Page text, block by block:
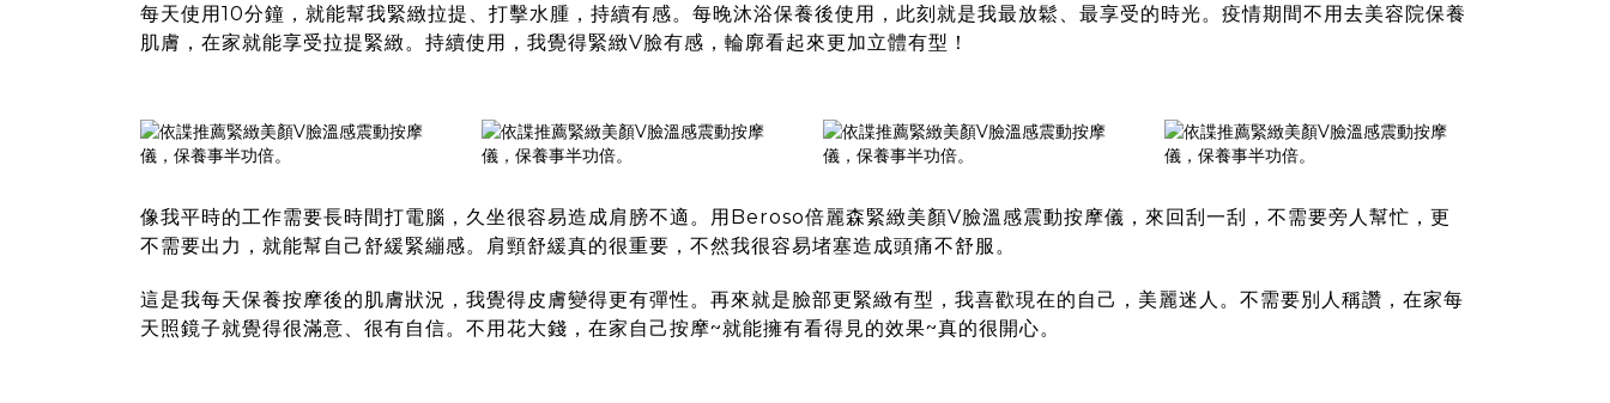
每天使用10分鐘，就能幫我緊緻拉提、打擊水腫，持續有感。每晚沐浴保養後使用，此刻就是我最放鬆、最享受的時光。疫情期間不用去美容院保養
肌膚，在家就能享受拉提緊緻。持續使用，我覺得緊緻V臉有感，輪廓看起來更加立體有型！
像我平時的工作需要長時間打電腦，久坐很容易造成肩膀不適。用 Beroso倍麗森緊緻美顏V臉溫感震動按摩儀 ，來回刮一刮，不需要旁人幫忙，更
不需要出力，就能幫自己舒緩緊繃感。肩頸舒緩真的很重要，不然我很容易堵塞造成頭痛不舒服。
這是我每天保養按摩後的肌膚狀況，我覺得皮膚變得更有彈性。再來就是臉部更緊緻有型，我喜歡現在的自己，美麗迷人。不需要別人稱讚，在家每
天照鏡子就覺得很滿意、很有自信。不用花大錢，在家自己按摩~就能擁有看得見的效果~真的很開心。